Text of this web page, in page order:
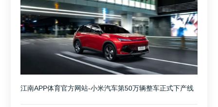
江南APP体育官方网站-小米汽车第50万辆整车正式下产线